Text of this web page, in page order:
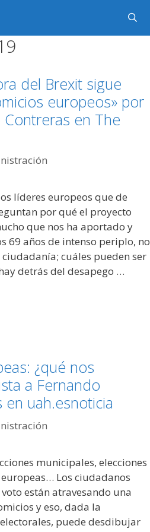
del Brexit sigue
europeos» por
en The
líderes europeos que de
por qué el proyecto
que nos ha aportado y
69 años de intenso periplo, no
cuáles pueden ser
detrás del desapego …
¿qué nos
a Fernando
uah.esnoticia
municipales, elecciones
Los ciudadanos
están atravesando una
y eso, dada la
puede desdibujar